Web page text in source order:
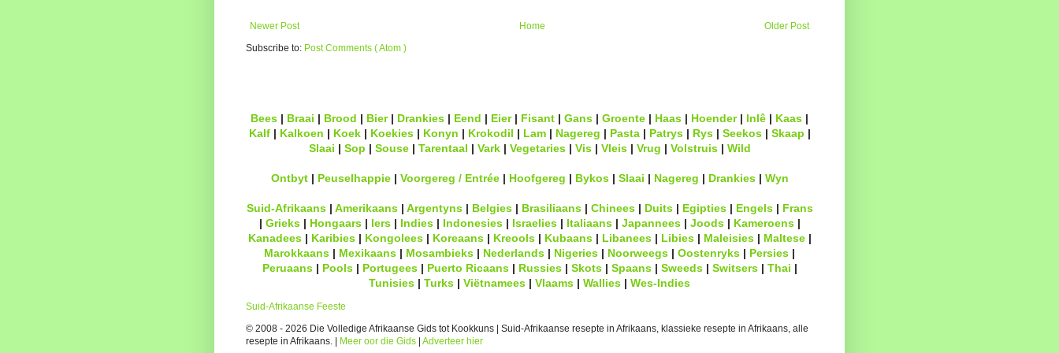
Newer Post Older Post
Home
Subscribe to: Post Comments ( Atom )
Bees | Braai | Brood | Bier| Drankies | Eend | Eier| Fisant | Gans | Groente | Haas | Hoender| Inlê | Kaas |
Kalf| Kalkoen | Koek| Koekies| Konyn | Krokodil | Lam| Nagereg | Pasta| Patrys| Rys| Seekos| Skaap |
Slaai | Sop | Souse| Tarentaal | Vark| Vegetaries| Vis| Vleis| Vrug | Volstruis| Wild
Ontbyt| Peuselhappie| Voorgereg / Entrée| Hoofgereg | Bykos| Slaai | Nagereg | Drankies| Wyn
Suid-Afrikaans| Amerikaans| Argentyns| Belgies| Brasiliaans| Chinees| Duits| Egipties| Engels| Frans
| Grieks| Hongaars| Iers| Indies| Indonesies| Israelies| Italiaans| Japannees| Joods| Kameroens|
Kanadees| Karibies| Kongolees| Koreaans| Kreools| Kubaans| Libanees| Libies| Maleisies| Maltese|
Marokkaans | Mexikaans | Mosambieks | Nederlands | Nigeries | Noorweegs | Oostenryks | Persies |
Peruaans| Pools| Portugees| Puerto Ricaans| Russies| Skots| Spaans| Sweeds| Switsers| Thai |
Tunisies | Turks | Viëtnamees | Vlaams | Wallies | Wes-Indies
Suid-Afrikaanse Feeste
© 2008 - 2026 Die Volledige Afrikaanse Gids tot Kookkuns | Suid-Afrikaanse resepte in Afrikaans, klassieke resepte in Afrikaans, alle
resepte in Afrikaans. |
Meer oor die Gids Adverteer hier